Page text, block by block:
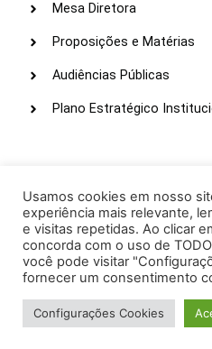
Mesa Diretora
Proposições e Matérias
Audiências Públicas
Plano Estratégico
Webmail
Intranet
Administração
Usamos cookies em nosso
experiência mais relevante,
e visitas repetidas. Ao clicar
concorda com o uso de
você pode visitar
fornecer um consentimento
Configurações Cookies